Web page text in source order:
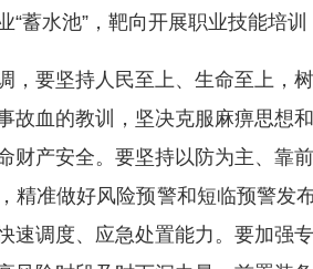
“蓄水池”，靶向开展职业技能培
要坚持人民至上、生命至上，树
故血的教训，坚决克服麻痹思想
财产安全。要坚持以防为主、靠
精准做好风险预警和短临预警发
速调度、应急处置能力。要加强